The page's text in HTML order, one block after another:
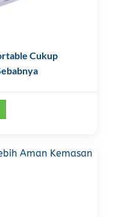
Cukup